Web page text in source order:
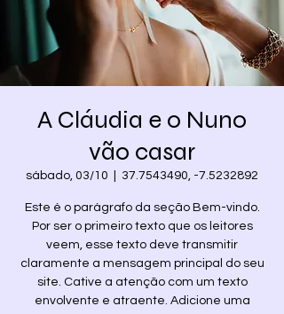
A Cláudia e o Nuno
vão casar
sábado, 03/10 37.7543490, -7.5232892
Este é o parágrafo da seção Bem-vindo.
Por ser o primeiro texto que os leitores
veem, esse texto deve transmitir
claramente a mensagem principal do seu
site. Cative a atenção com um texto
envolvente e atraente. Adicione uma